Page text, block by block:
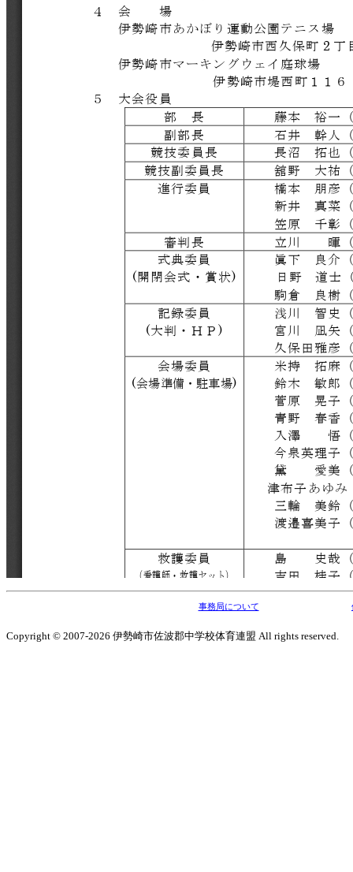
事務局について
Copyright © 2007-2026 伊勢崎市佐波郡中学校体育連盟 All rights reserved.